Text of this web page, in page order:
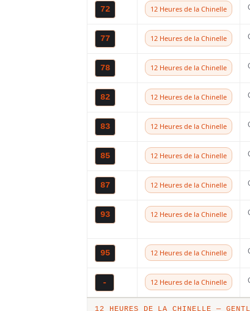
72 12 Heures de la Chinelle
77 12 Heures de la Chinelle
78 12 Heures de la Chinelle
82 12 Heures de la Chinelle
83 12 Heures de la Chinelle
85 12 Heures de la Chinelle
87 12 Heures de la Chinelle
93 12 Heures de la Chinelle
95 12 Heures de la Chinelle
- 12 Heures de la Chinelle
12 HEURES DE LA CHINELLE —
traditionnelle
Trois
direction de
les 7 et 8
des Sables
Le
hivernale avec
l’Enduropale
comité